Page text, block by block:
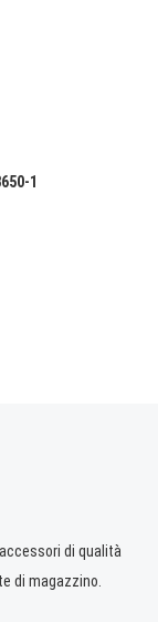
1
di qualità
di magazzino.